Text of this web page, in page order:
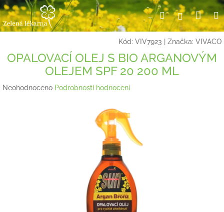
Přejít
na
obsah
HledatPřihlášení
Kód: VIV7923 Značka: VIVACO
OPALOVACÍ OLEJ S BIO ARGANOVÝM
OLEJEM SPF 20 200 ML
Průměrné
Neohodnoceno Podrobnosti hodnocení